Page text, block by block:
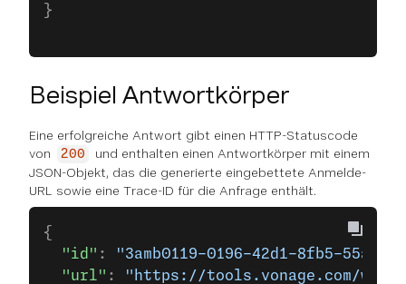
}
Beispiel Antwortkörper
Eine erfolgreiche Antwort gibt einen HTTP-Statuscode
von
200
und enthalten einen Antwortkörper mit einem
JSON-Objekt, das die generierte eingebettete Anmelde-
URL sowie eine Trace-ID für die Anfrage enthält.
{
  "id"
:
"3amb0119-0196-42d1-8fb5-
  "url"
:
"https://tools.vonage.com/wa/